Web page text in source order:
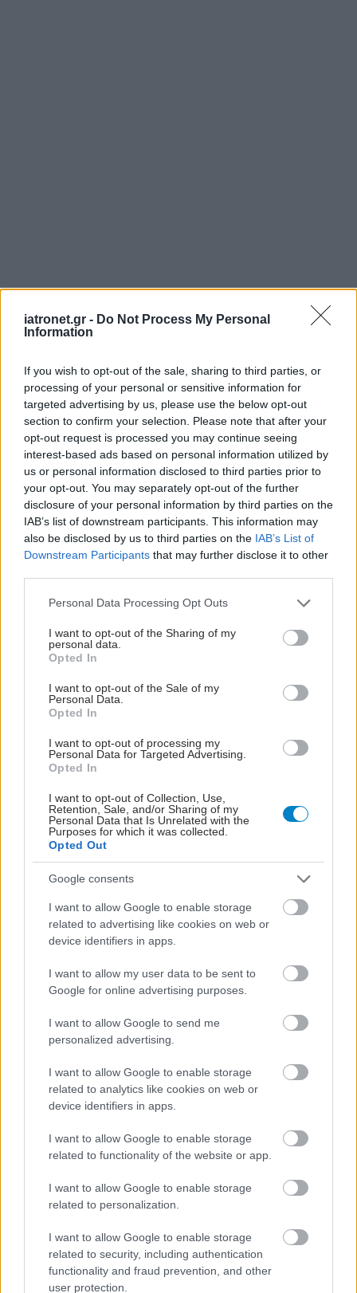
iatronet.gr - Do Not Process My Personal
Information
If you wish to opt-out of the sale, sharing to third parties, or
processing of your personal or sensitive information for
targeted advertising by us, please use the below opt-out
section to confirm your selection. Please note that after your
opt-out request is processed you may continue seeing
interest-based ads based on personal information utilized by
us or personal information disclosed to third parties prior to
your opt-out. You may separately opt-out of the further
disclosure of your personal information by third parties on the
IAB’s list of downstream participants. This information may
also be disclosed by us to third parties on the IAB’s List of
Downstream Participants that may further disclose it to other
Please note that this website/app uses one or more Google
not limited to your visit or usage behaviour. You may click to
grant or deny consent to Google and its third-party tags to
use your data for below specified purposes in below Google
consent section.
Personal Data Processing Opt Outs
I want to opt-out of the Sharing of my
personal data.
Opted In
I want to opt-out of the Sale of my
Personal Data.
Opted In
I want to opt-out of processing my
Personal Data for Targeted Advertising.
Opted In
I want to opt-out of Collection, Use,
Retention, Sale, and/or Sharing of my
Personal Data that Is Unrelated with the
Purposes for which it was collected.
Opted Out
Google consents
I want to allow Google to enable storage
related to advertising like cookies on web or
device identifiers in apps.
I want to allow my user data to be sent to
Google for online advertising purposes.
I want to allow Google to send me
personalized advertising.
I want to allow Google to enable storage
related to analytics like cookies on web or
device identifiers in apps.
I want to allow Google to enable storage
related to functionality of the website or app.
I want to allow Google to enable storage
related to personalization.
I want to allow Google to enable storage
related to security, including authentication
functionality and fraud prevention, and other
user protection.
ΜΠΕΙΤΕ ΣΤΗ ΣΥΖΗΤΗΣΗ
Loading...
Προσθήκη Σχολίου